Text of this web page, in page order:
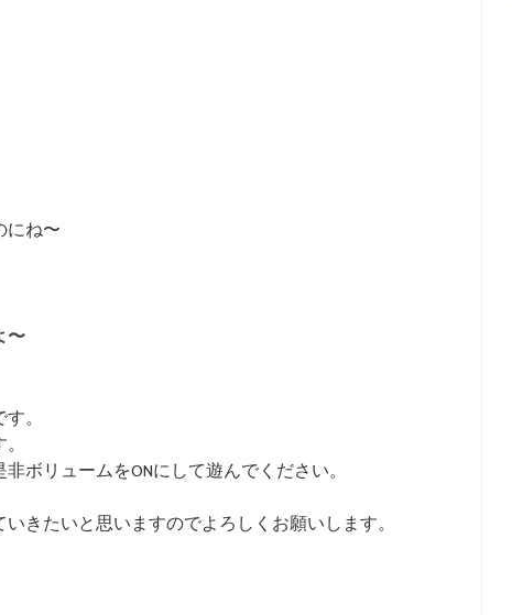
にね〜
〜
。
ボリュームをONにして遊んでください。
きたいと思いますのでよろしくお願いします。